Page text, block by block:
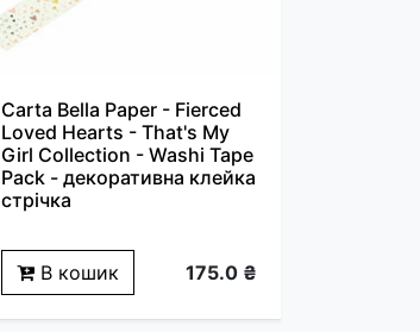
Carta Bella Paper - Fierced
Loved Hearts - That's My
Girl Collection - Washi Tape
Pack - декоративна клейка
стрічка
В кошик 175.0 ₴